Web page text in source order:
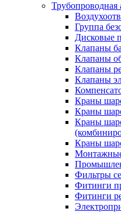
Трубопроводная
Группа
Дисковые
Клапаны
Клапаны
Клапаны
Клапаны
Краны
Краны
Краны
Краны
Фильтры
Фитинги
Фитинги